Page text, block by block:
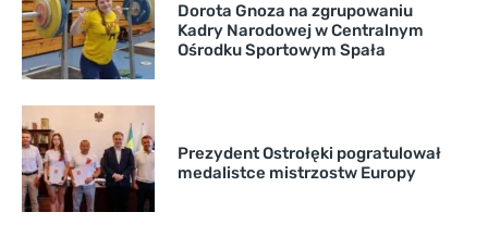
Dorota Gnoza na zgrupowaniu
Kadry Narodowej w Centralnym
Ośrodku Sportowym Spała
Prezydent Ostrołęki pogratulował
medalistce mistrzostw Europy